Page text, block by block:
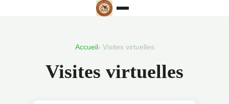
Accueil › Visites virtuelles
Visites virtuelles